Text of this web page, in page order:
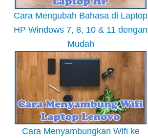
Cara Mengubah Bahasa di Laptop
HP Windows 7, 8, 10 & 11 dengan
Mudah
Cara Menyambungkan Wifi ke